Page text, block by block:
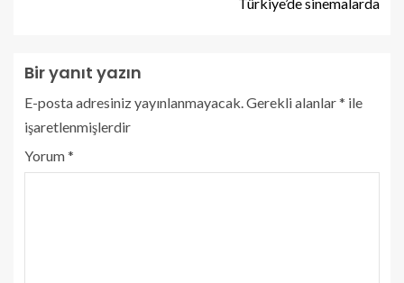
Bir yanıt yazın
E-posta adresiniz yayınlanmayacak.Gerekli alanlar* ile
işaretlenmişlerdir
Yorum*